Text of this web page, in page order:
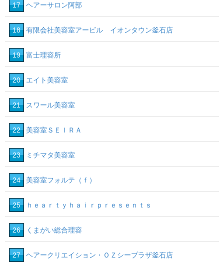
17 ヘアーサロン阿部
18 有限会社美容室アービル イオンタウン釜石店
19 富士理容所
20 エイト美容室
21 スワール美容室
22 美容室ＳＥＩＲＡ
23 ミチマタ美容室
24 美容室フォルテ（ｆ）
25 ｈｅａｒｔｙｈａｉｒｐｒｅｓｅｎｔｓ
26 くまがい総合理容
27 ヘアークリエイション・ＯＺシープラザ釜石店